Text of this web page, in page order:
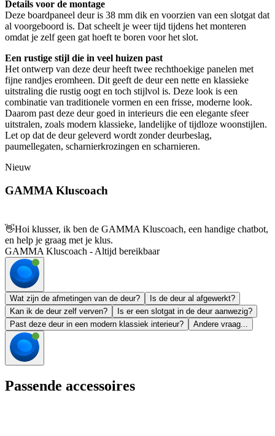
Details voor de montage
Deze boardpaneel deur is 38 mm dik en voorzien van een slotgat dat
al voorgeboord is. Dat scheelt je weer tijd tijdens het monteren
omdat je zelf geen gat hoeft te boren voor het slot.
Een rustige stijl die in veel huizen past
Het ontwerp van deze deur heeft twee rechthoekige panelen met
fijne randjes eromheen. Dit geeft de deur een nette en klassieke
uitstraling die rustig oogt en toch stijlvol is. Deze look is een
combinatie van traditionele vormen en een frisse, moderne look.
Daarom past deze deur goed in interieurs die een elegante sfeer
uitstralen, zoals modern klassieke, landelijke of tijdloze woonstijlen.
Let op dat de deur geleverd wordt zonder deurbeslag,
paumellegaten, scharnierkrozingen en scharnieren.
Nieuw
GAMMA Kluscoach
👋Hoi klusser, ik ben de GAMMA Kluscoach, een handige chatbot,
en help je graag met je klus.
GAMMA Kluscoach - Altijd bereikbaar
Wat zijn de afmetingen van de deur?
Is de deur al afgewerkt?
Kan ik de deur zelf verven?
Is er een slotgat in de deur aanwezig?
Past deze deur in een modern klassiek interieur?
Andere vraag...
Passende accessoires